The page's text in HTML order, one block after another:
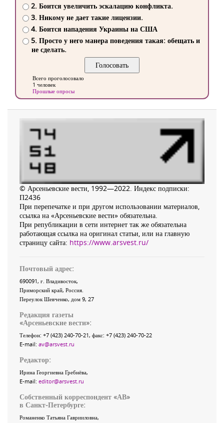
2. Боится увеличить эскалацию конфликта.
3. Никому не дает такие лицензии.
4. Боится нападения Украины на США
5. Просто у него манера поведения такая: обещать и
не сделать.
Всего проголосовало
1 человек
Прошлые опросы
© Арсеньевские вести, 1992—2022. Индекс подписки:
П2436
При перепечатке и при другом использовании материалов,
ссылка на «Арсеньевские вести» обязательна.
При републикации в сети интернет так же обязательна
работающая ссылка на оригинал статьи, или на главную
страницу сайта: https://www.arsvest.ru/
Почтовый адрес:
690091, г. Владивосток,
Приморский край, Россия
Переулок Шевченко, дом 9, 27
Редакция газеты
«Арсеньевские вести»:
Телефон: +7 (423) 240-70-21, факс: +7 (423) 240-70-22
E-mail: av@arsvest.ru
Редактор:
Ирина Георгиевна Гребнёва,
E-mail: editor@arsvest.ru
Собственный корреспондент «АВ»
в Санкт-Петербурге:
Романенко Татьяна Гаврииловна,